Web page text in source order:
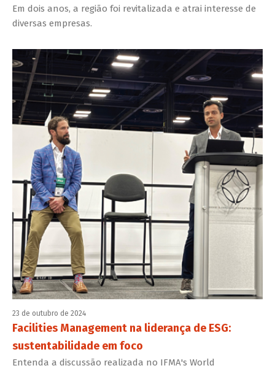
Em dois anos, a região foi revitalizada e atrai interesse de
diversas empresas.
23 de outubro de 2024
Facilities Management na liderança de ESG:
sustentabilidade em foco
Entenda a discussão realizada no IFMA's World